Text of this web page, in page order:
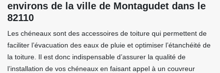
environs de la ville de Montagudet dans le
82110
Les chéneaux sont des accessoires de toiture qui permettent de
faciliter l’évacuation des eaux de pluie et optimiser l’étanchéité de
la toiture. Il est donc indispensable d’assurer la qualité de
l’installation de vos chéneaux en faisant appel à un couvreur